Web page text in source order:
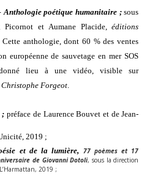
Anthologie poétique humanitaire ; sous
et Aumane Placide, éditions
Cette anthologie, dont 60 % des ventes
européenne de sauvetage en mer SOS
lieu à une vidéo, visible sur
Christophe Forgeot.
; préface de Laurence Bouvet et deJean-
, 2019 ;
et de la lumière, 77 poèmes et 17
de Giovanni Dotoli, sous la direction
2019 ;